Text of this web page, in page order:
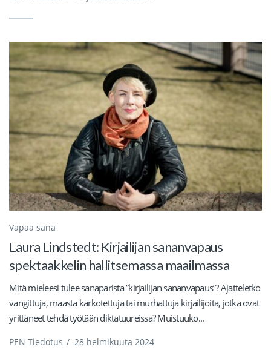
Vapaa sana
Laura Lindstedt: Kirjailijan sananvapaus
spektaakkelin hallitsemassa maailmassa
Mitä mieleesi tulee sanaparista ”kirjailijan sananvapaus”? Ajatteletko
vangittuja, maasta karkotettuja tai murhattuja kirjailijoita, jotka ovat
yrittäneet tehdä työtään diktatuureissa? Muistuuko...
PEN Tiedotus / 28 helmikuuta 2024